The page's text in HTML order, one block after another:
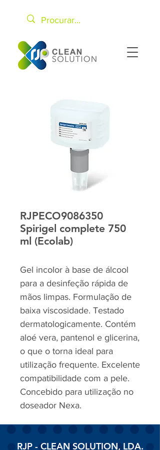
RJPECO9086350
Spirigel complete 750
ml (Ecolab)
Gel incolor à base de álcool
para a desinfeção rápida de
mãos limpas. Formulação de
baixa viscosidade. Testado
dermatologicamente. Contém
aloé vera, pantenol e glicerina,
o que o torna ideal para
utilização frequente. Excelente
compatibilidade com a pele.
Concebido para utilização no
doseador Nexa.
RJP - CLEAN SOLUTION, LDA.